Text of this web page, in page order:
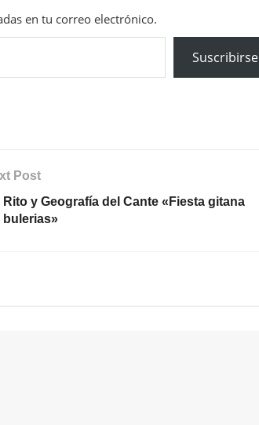
en tu correo electrónico.
Suscribirse
Post
Rito y Geografía del Cante «Fiesta gitana
bulerias»